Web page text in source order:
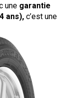
une garantie
ans), c’est une